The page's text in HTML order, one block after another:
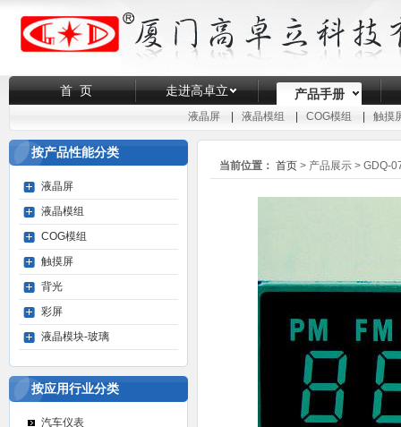
首 页 走进高卓立 产品手册
液晶屏 液晶模组 COG模组 触摸
按产品性能分类
液晶屏
液晶模组
COG模组
触摸屏
背光
彩屏
液晶模块-玻璃
按应用行业分类
汽车仪表
当前位置： 首页 > 产品展示 > GDQ-